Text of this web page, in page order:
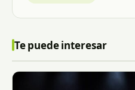
Te puede interesar